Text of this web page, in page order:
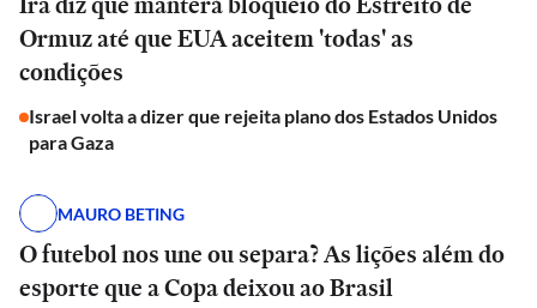
Ormuz até que EUA aceitem 'todas' as
condições
Israel volta a dizer que rejeita plano dos Estados Unidos
para Gaza
MAURO BETING
O futebol nos une ou separa? As lições além do
esporte que a Copa deixou ao Brasil